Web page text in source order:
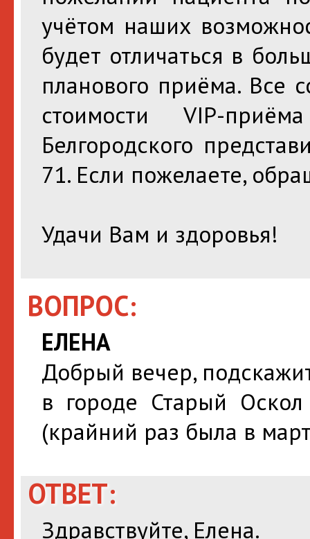
учётом наших
будет отличаться в
планового приёма. Все
стоимости VIP-
Белгородского
71. Если пожелаете,
Удачи Вам и здоровья!
ВОПРОС:
ЕЛЕНА
Добрый вечер,
в городе Старый
(крайний раз была в
ОТВЕТ:
Здравствуйте, Елена.